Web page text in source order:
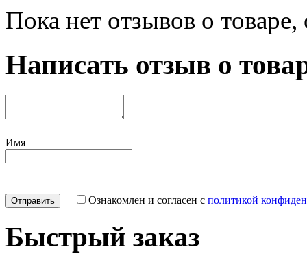
Пока нет отзывов о товаре,
Написать отзыв о
Имя
Ознакомлен и согласен с политикой
Быстрый заказ